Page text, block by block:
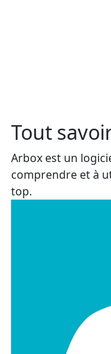
Tout
Arbox est un
comprendre et à
top.